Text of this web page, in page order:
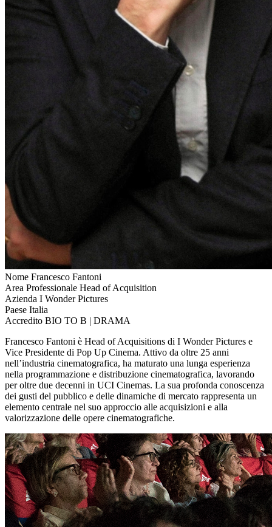
Nome Francesco Fantoni
Area Professionale Head of Acquisition
Azienda I Wonder Pictures
Paese Italia
Accredito BIO TO B | DRAMA
Francesco Fantoni è Head of Acquisitions di I Wonder Pictures e
Vice Presidente di Pop Up Cinema. Attivo da oltre 25 anni
nell’industria cinematografica, ha maturato una lunga esperienza
nella programmazione e distribuzione cinematografica, lavorando
per oltre due decenni in UCI Cinemas. La sua profonda conoscenza
dei gusti del pubblico e delle dinamiche di mercato rappresenta un
elemento centrale nel suo approccio alle acquisizioni e alla
valorizzazione delle opere cinematografiche.